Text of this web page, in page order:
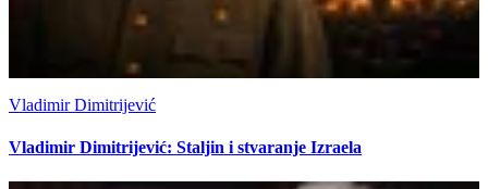
Vladimir Dimitrijević
Vladimir Dimitrijević: Staljin i stvaranje Izraela